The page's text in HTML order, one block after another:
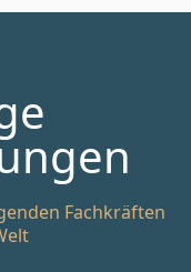
Fachkräften